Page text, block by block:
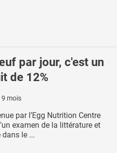
par jour, c'est un
de 12%
9 mois
par l’Egg Nutrition Centre
examen de la littérature et
dans le ...